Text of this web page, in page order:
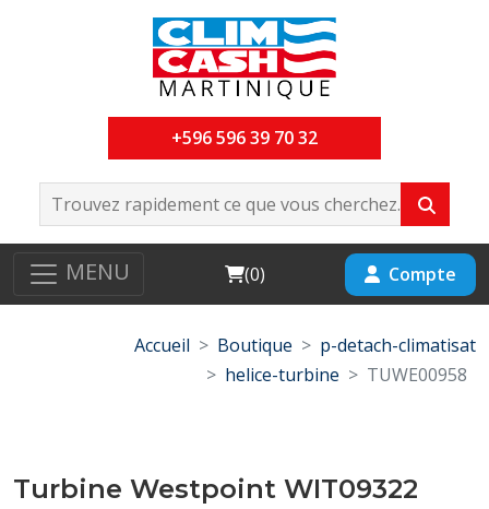
+596 596 39 70 32
MENU Cart
(0) Compte
Accueil Boutique
p-detach-climatisat
helice-turbine
TUWE00958
Turbine Westpoint WIT09322